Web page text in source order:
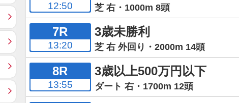
12:50 芝 右・1000m 8頭
7R
13:20
3歳未勝利
芝 右 外回り・2000m 14頭
8R
13:55
3歳以上500万円以下
ダート 右・1700m 12頭